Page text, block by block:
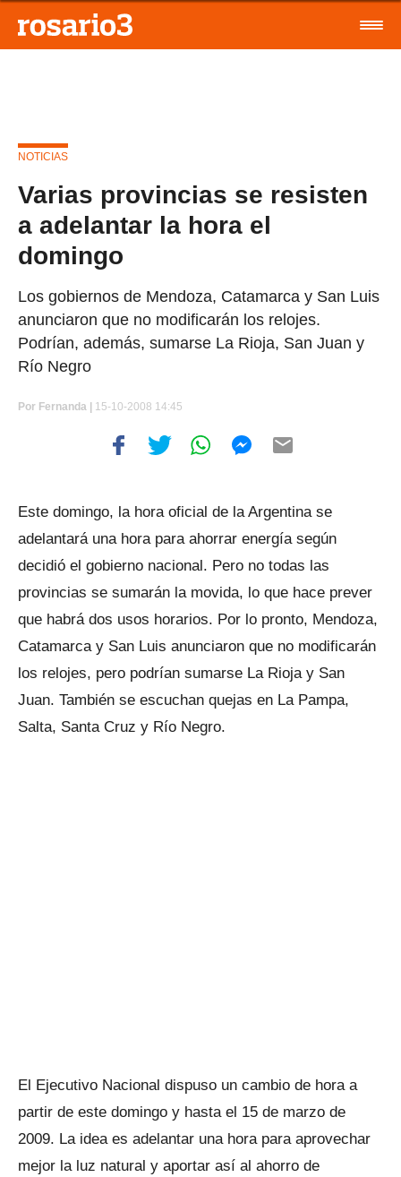
NOTICIAS
Varias provincias se resisten
a adelantar la hora el
domingo
Los gobiernos de Mendoza, Catamarca y San Luis
anunciaron que no modificarán los relojes.
Podrían, además, sumarse La Rioja, San Juan y
Río Negro
Por Fernanda | 15-10-2008 14:45
Este domingo, la hora oficial de la Argentina se
adelantará una hora para ahorrar energía según
decidió el gobierno nacional. Pero no todas las
provincias se sumarán la movida, lo que hace prever
que habrá dos usos horarios. Por lo pronto, Mendoza,
Catamarca y San Luis anunciaron que no modificarán
los relojes, pero podrían sumarse La Rioja y San
Juan. También se escuchan quejas en La Pampa,
Salta, Santa Cruz y Río Negro.
El Ejecutivo Nacional dispuso un cambio de hora a
partir de este domingo y hasta el 15 de marzo de
2009. La idea es adelantar una hora para aprovechar
mejor la luz natural y aportar así al ahorro de